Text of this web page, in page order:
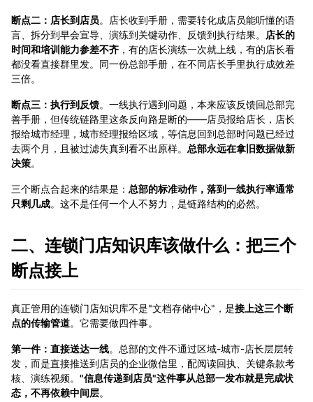
断点二：店长到店员。店长收到手册，需要转化成店员能听懂的语
言、拆分到早会宣导、演练到关键动作、反馈到执行结果。
店长的
时间和培训能力参差不齐 ，有的店长演练一次就上线，有的店长看
都没看直接群里发。同一份总部手册，在不同店长手里执行成效差
三倍。
断点三：执行到反馈。一线执行遇到问题，本来应该反馈回总部完
善手册，但传统链路里这条反向路是断的——店员报给店长，店长
报给城市经理，城市经理报给区域，等信息回到总部时问题已经过
去两个月，且被过滤失真到看不出原样。 总部永远在拿旧数据做新
决策。
三个断点合起来的结果是： 总部的标准动作，落到一线执行率通常
只剩几成。这不是任何一个人不努力，是链路结构的必然。
二、连锁门店知识库该做什么：把三个
断点接上
真正管用的连锁门店知识库不是"文档存储中心"，是接上这三个断
点的传输管道。它需要做四件事。
第一件：直接送达一线。总部的文件不通过区域-城市-店长层层转
发，而是直接推送到店员的企业微信里，配阅读回执、关键条款考
核、演练视频。 "信息传递到店员"这件事从总部一发布就是完成状
态，不再依赖中间层。